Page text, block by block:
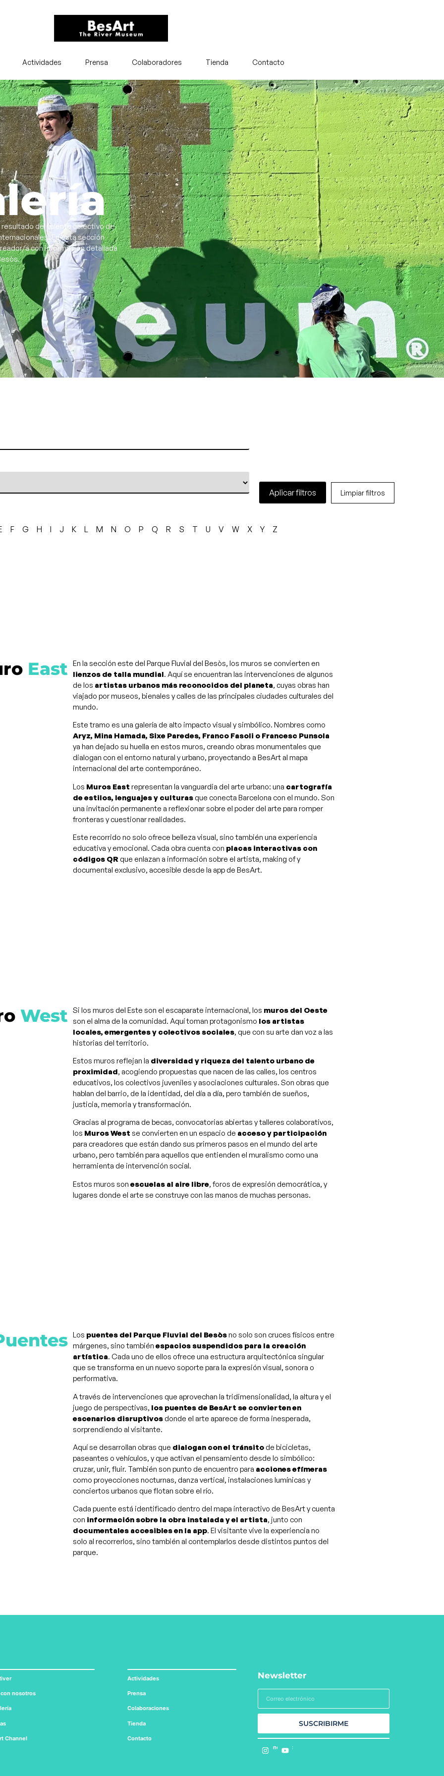
Actividades Prensa Colaboradores Tienda Contacto
del talento colectivo de
En esta sección
a con información detallada
Aplicar filtros Limpiar filtros
F G H I J K L M N O P Q R S T U V W X Y Z
En la sección este del Parque Fluvial del Besòs, los muros se convierten en
lienzos de talla mundial. Aquí se encuentran las intervenciones de algunos
de los artistas urbanos más reconocidos del planeta, cuyas obras han
viajado por museos, bienales y calles de las principales ciudades culturales del
mundo.
Este tramo es una galería de alto impacto visual y simbólico. Nombres como
Aryz, Mina Hamada, Sixe Paredes, Franco Fasoli o Francesc Punsola
ya han dejado su huella en estos muros, creando obras monumentales que
dialogan con el entorno natural y urbano, proyectando a BesArt al mapa
internacional del arte contemporáneo​.
Los Muros East representan la vanguardia del arte urbano: una cartografía
de estilos, lenguajes y culturas que conecta Barcelona con el mundo. Son
una invitación permanente a reflexionar sobre el poder del arte para romper
fronteras y cuestionar realidades.
Este recorrido no solo ofrece belleza visual, sino también una experiencia
educativa y emocional. Cada obra cuenta con placas interactivas con
códigos QR que enlazan a información sobre el artista, making of y
documental exclusivo, accesible desde la app de BesArt.
East
Si los muros del Este son el escaparate internacional, los muros del Oeste
son el alma de la comunidad. Aquí toman protagonismo los artistas
locales, emergentes y colectivos sociales, que con su arte dan voz a las
historias del territorio.
Estos muros reflejan la diversidad y riqueza del talento urbano de
proximidad, acogiendo propuestas que nacen de las calles, los centros
educativos, los colectivos juveniles y asociaciones culturales. Son obras que
hablan del barrio, de la identidad, del día a día, pero también de sueños,
justicia, memoria y transformación.
Gracias al programa de becas, convocatorias abiertas y talleres colaborativos,
los Muros West se convierten en un espacio de acceso y participación
para creadores que están dando sus primeros pasos en el mundo del arte
urbano, pero también para aquellos que entienden el muralismo como una
herramienta de intervención social.
Estos muros son escuelas al aire libre, foros de expresión democrática, y
lugares donde el arte se construye con las manos de muchas personas.
West
Los puentes del Parque Fluvial del Besòsno solo son cruces físicos entre
márgenes, sino también espacios suspendidos para la creación
artística. Cada uno de ellos ofrece una estructura arquitectónica singular
que se transforma en un nuevo soporte para la expresión visual, sonora o
performativa.
A través de intervenciones que aprovechan la tridimensionalidad, la altura y el
juego de perspectivas, los puentes de BesArt se convierten en
escenarios disruptivos donde el arte aparece de forma inesperada,
sorprendiendo al visitante.
Aquí se desarrollan obras que dialogan con el tránsito de bicicletas,
paseantes o vehículos, y que activan el pensamiento desde lo simbólico:
cruzar, unir, fluir. También son punto de encuentro para acciones efímeras
como proyecciones nocturnas, danza vertical, instalaciones lumínicas y
conciertos urbanos que flotan sobre el río.
Cada puente está identificado dentro del mapa interactivo de BesArt y cuenta
con información sobre la obra instalada y el artista, junto con
documentales accesibles en la app. El visitante vive la experiencia no
solo al recorrerlos, sino también al contemplarlos desde distintos puntos del
parque.
nosotros
Channel
Actividades
Prensa
Colaboraciones
Tienda
Contacto
Newsletter
SUSCRIBIRME
Síguenos en: